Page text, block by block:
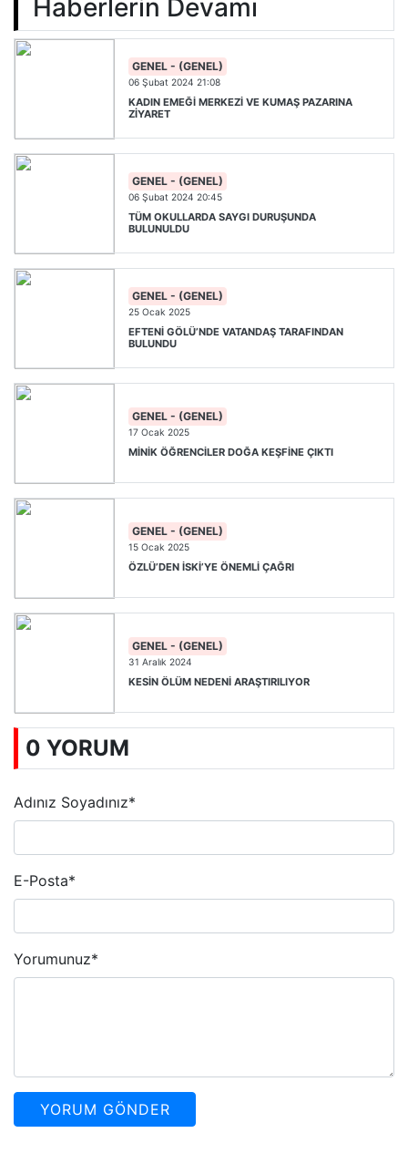
Haberlerin Devamı
GENEL - (GENEL)
06 Şubat 2024 21:08
KADIN EMEĞİ MERKEZİ VE KUMAŞ PAZARINA
ZİYARET
GENEL - (GENEL)
06 Şubat 2024 20:45
TÜM OKULLARDA SAYGI DURUŞUNDA
BULUNULDU
GENEL - (GENEL)
25 Ocak 2025
EFTENİ GÖLÜ’NDE VATANDAŞ TARAFINDAN
BULUNDU
GENEL - (GENEL)
17 Ocak 2025
MİNİK ÖĞRENCİLER DOĞA KEŞFİNE ÇIKTI
GENEL - (GENEL)
15 Ocak 2025
ÖZLÜ’DEN İSKİ’YE ÖNEMLİ ÇAĞRI
GENEL - (GENEL)
31 Aralık 2024
KESİN ÖLÜM NEDENİ ARAŞTIRILIYOR
0 YORUM
Adınız Soyadınız*
E-Posta*
Yorumunuz*